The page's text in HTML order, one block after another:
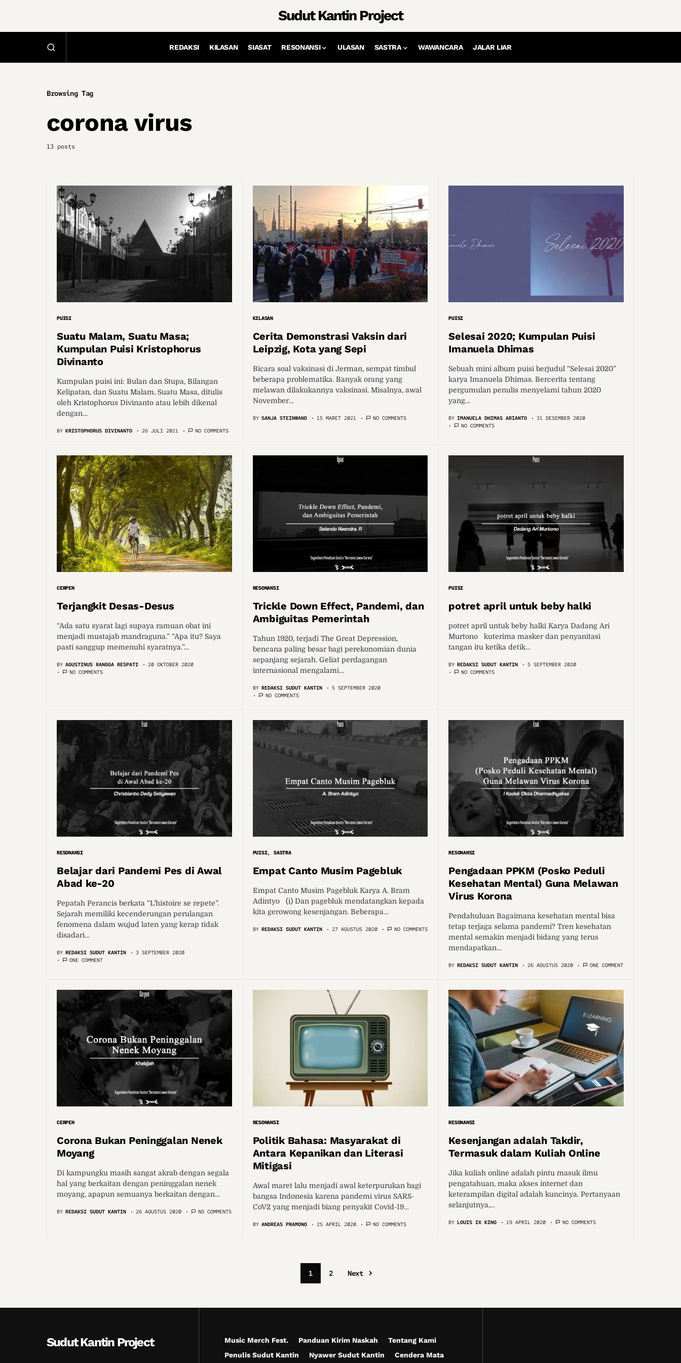
Sudut Kantin Project
REDAKSI KILASAN SIASAT RESONANSI ULASAN SASTRA WAWANCARA JALAR LIAR
Browsing Tag
corona virus
13 posts
PUISI
Suatu Malam, Suatu Masa;
Kumpulan Puisi Kristophorus
Divinanto
Kumpulan puisi ini: Bulan dan Stupa, Bilangan
Kelipatan, dan Suatu Malam, Suatu Masa, ditulis
oleh Kristophorus Divinanto atau lebih dikenal
dengan…
BY KRISTOPHORUS DIVINANTO 26 JULI 2021 NO COMMENTS
KILASAN
Cerita Demonstrasi Vaksin dari
Leipzig, Kota yang Sepi
Bicara soal vaksinasi di Jerman, sempat timbul
beberapa problematika. Banyak orang yang
melawan dilakukannya vaksinasi. Misalnya, awal
November…
BY SANJA STEINWAND 15 MARET 2021 NO COMMENTS
PUISI
Selesai 2020; Kumpulan Puisi
Imanuela Dhimas
Sebuah mini album puisi berjudul “Selesai 2020”
karya Imanuela Dhimas. Bercerita tentang
pergumulan penulis menyelami tahun 2020
yang…
BY IMANUELA DHIMAS ARIANTO
31 DESEMBER 2020
NO COMMENTS
CERPEN
Terjangkit Desas-Desus
“Ada satu syarat lagi supaya ramuan obat ini
menjadi mustajab mandraguna.” “Apa itu? Saya
pasti sanggup memenuhi syaratnya.”…
BY AGUSTINUS RANGGA RESPATI
20 OKTOBER 2020
NO COMMENTS
RESONANSI
Trickle Down Effect, Pandemi, dan
Ambiguitas Pemerintah
Tahun 1920, terjadi The Great Depression,
bencana paling besar bagi perekonomian dunia
sepanjang sejarah. Geliat perdagangan
internasional mengalami…
BY REDAKSI SUDUT KANTIN
5 SEPTEMBER 2020
NO COMMENTS
PUISI
potret april untuk beby halki
potret april untuk beby halki Karya Dadang Ari
Murtono kuterima masker dan penyanitasi
tangan itu ketika detik…
BY REDAKSI SUDUT KANTIN
5 SEPTEMBER 2020
NO COMMENTS
RESONANSI
Belajar dari Pandemi Pes di Awal
Abad ke-20
Pepatah Perancis berkata “L’histoire se repete”.
Sejarah memiliki kecenderungan perulangan
fenomena dalam wujud laten yang kerap tidak
disadari…
BY REDAKSI SUDUT KANTIN
3 SEPTEMBER 2020
ONE COMMENT
PUISI SASTRA
Empat Canto Musim Pagebluk
Empat Canto Musim Pagebluk Karya A. Bram
Adintyo (i) Dan pagebluk mendatangkan kepada
kita gerowong kesenjangan. Beberapa…
BY REDAKSI SUDUT KANTIN 27 AGUSTUS 2020 NO COMMENTS
RESONANSI
Pengadaan PPKM (Posko Peduli
Kesehatan Mental) Guna Melawan
Virus Korona
Pendahuluan Bagaimana kesehatan mental bisa
tetap terjaga selama pandemi? Tren kesehatan
mental semakin menjadi bidang yang terus
mendapatkan…
BY REDAKSI SUDUT KANTIN 26 AGUSTUS 2020 ONE COMMENT
CERPEN
Corona Bukan Peninggalan Nenek
Moyang
Di kampungku masih sangat akrab dengan segala
hal yang berkaitan dengan peninggalan nenek
moyang, apapun semuanya berkaitan dengan…
BY REDAKSI SUDUT KANTIN 26 AGUSTUS 2020 NO COMMENTS
RESONANSI
Politik Bahasa: Masyarakat di
Antara Kepanikan dan Literasi
Mitigasi
Awal maret lalu menjadi awal keterpurukan bagi
bangsa Indonesia karena pandemi virus SARS-
CoV2 yang menjadi biang penyakit Covid-19…
BY ANDREAS PRAMONO 25 APRIL 2020 NO COMMENTS
RESONANSI
Kesenjangan adalah Takdir,
Termasuk dalam Kuliah Online
Jika kuliah online adalah pintu masuk ilmu
pengatahuan, maka akses internet dan
keterampilan digital adalah kuncinya. Pertanyaan
selanjutnya,…
BY LOUIS IX KING 19 APRIL 2020 NO COMMENTS
1 2 Next
Sudut Kantin Project Music Merch Fest. Panduan Kirim Naskah
Tentang Kami
Penulis Sudut Kantin
Nyawer Sudut Kantin Cendera Mata